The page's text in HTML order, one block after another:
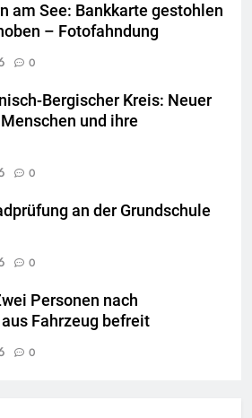
am See: Bankkarte gestohlen
– Fotofahndung
0
Bergischer Kreis: Neuer
und ihre
0
an der Grundschule
0
Personen nach
Fahrzeug befreit
0